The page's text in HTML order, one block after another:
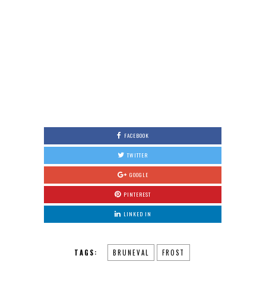
FACEBOOK
TWITTER
GOOGLE
PINTEREST
LINKED IN
TAGS: BRUNEVAL FROST